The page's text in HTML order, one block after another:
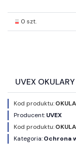
0 szt.
UVEX
Kod produktu:
Producent:UVEX
Kod produktu:
Kategoria:Ochrona